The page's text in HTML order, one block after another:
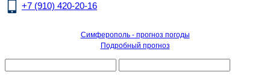
+7 (910) 420-20-16
Симферополь - прогноз погоды
Подробный прогноз